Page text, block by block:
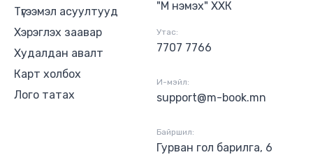
Түгээмэл асуултууд
Хэрэглэх заавар
Худалдан авалт
Карт холбох
Лого татах
"М нэмэх" ХХК
Утас:
7707 7766
И-мэйл:
support@m-book.mn
Байршил:
Гурван гол барилга, 6